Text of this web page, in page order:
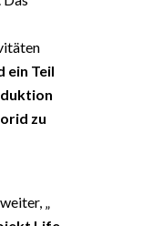
ein Teil
zu
„